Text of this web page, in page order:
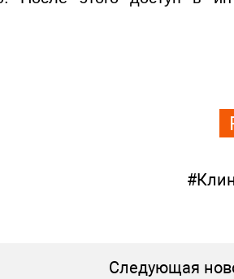
Следующая